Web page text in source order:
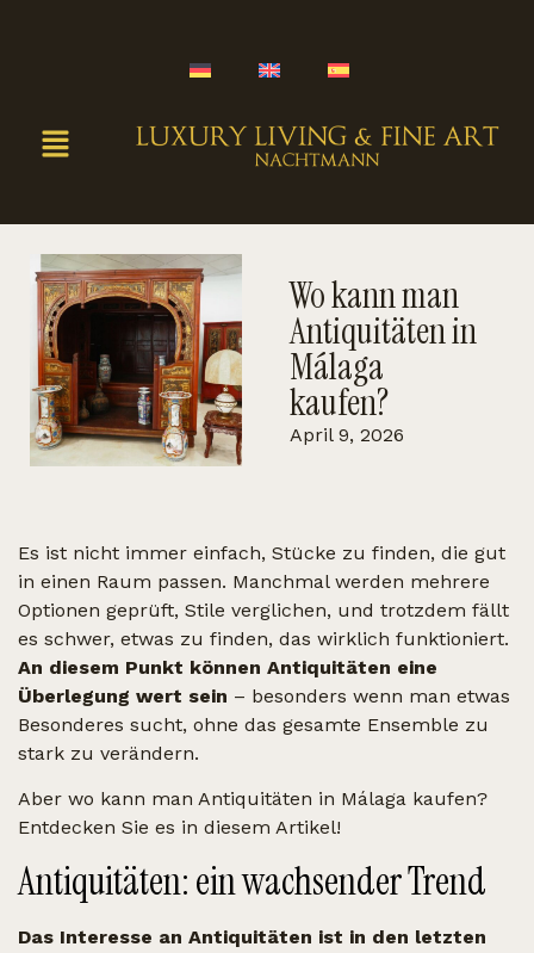
Wo kann man
Antiquitäten in
Málaga
kaufen?
April 9, 2026
Es ist nicht immer einfach, Stücke zu finden, die gut
in einen Raum passen. Manchmal werden mehrere
Optionen geprüft, Stile verglichen, und trotzdem fällt
es schwer, etwas zu finden, das wirklich funktioniert.
An diesem Punkt können Antiquitäten eine
Überlegung wert sein – besonders wenn man etwas
Besonderes sucht, ohne das gesamte Ensemble zu
stark zu verändern.
Aber wo kann man Antiquitäten in Málaga kaufen?
Entdecken Sie es in diesem Artikel!
Antiquitäten: ein wachsender Trend
Das Interesse an Antiquitäten ist in den letzten